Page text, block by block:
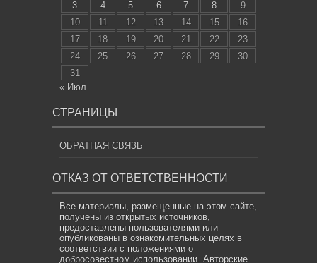
3
4 5 6 7 8
9
10
11 12 13 14 15
16
17
18 19 20 21 22
23
24
25 26 27 28 29
30
31
« Июл
СТРАНИЦЫ
ОБРАТНАЯ СВЯЗЬ
ОТКАЗ ОТ ОТВЕТСТВЕННОСТИ
Все материалы, размещенные на этом сайте,
получены из открытых источников,
предоставлены пользователями или
опубликованы в ознакомительных целях в
соответствии с положениями о
добросовестном использовании. Авторские